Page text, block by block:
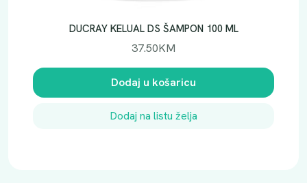
DUCRAY KELUAL DS ŠAMPON 100 ML
37.50KM
Dodaj u košaricu
Dodaj na listu želja